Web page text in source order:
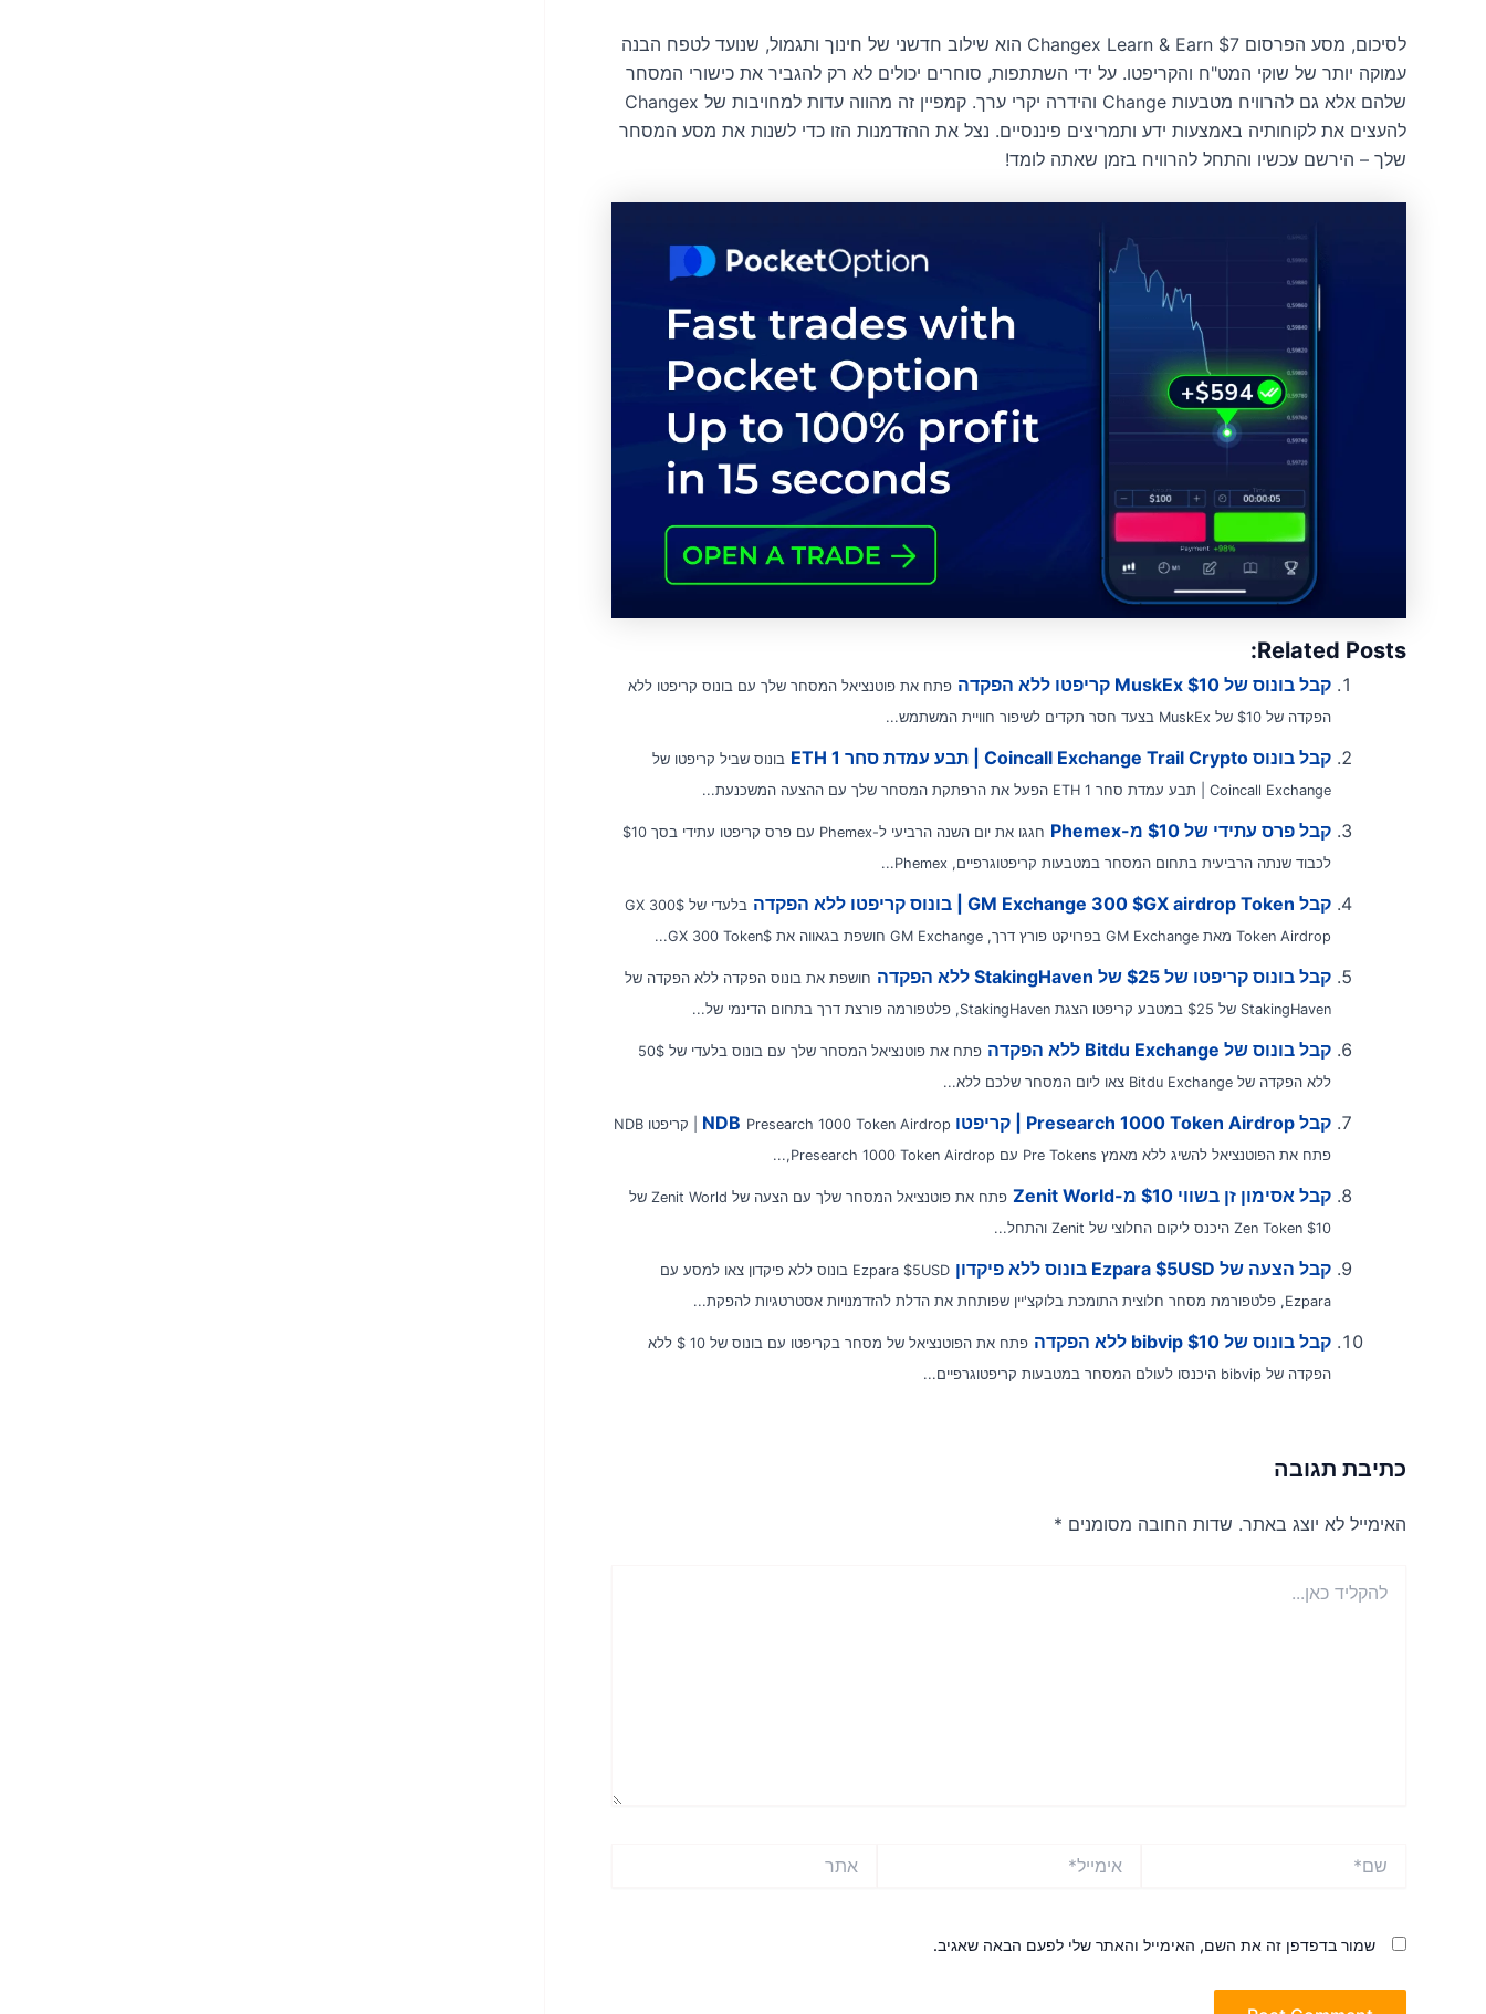
לסיכום, מסע הפרסום Changex Learn & Earn $7 הוא שילוב חדשני של חינוך ותגמול, שנועד לטפח הבנה
עמוקה יותר של שוקי המט"ח והקריפטו. על ידי השתתפות, סוחרים יכולים לא רק להגביר את כישורי המסחר
שלהם אלא גם להרוויח מטבעות Change והידרה יקרי ערך. קמפיין זה מהווה עדות למחויבות של Changex
להעצים את לקוחותיה באמצעות ידע ותמריצים פיננסיים. נצל את ההזדמנות הזו כדי לשנות את מסע המסחר
שלך – הירשם עכשיו והתחל להרוויח בזמן שאתה לומד!
Related Posts:
קבל בונוס של MuskEx $10 קריפטו ללא הפקדה
פתח את פוטנציאל המסחר שלך עם בונוס קריפטו ללא
הפקדה של $10 של MuskEx בצעד חסר תקדים לשיפור חוויית המשתמש...
קבל בונוס Coincall Exchange Trail Crypto | תבע עמדת סחר ETH 1
בונוס שביל קריפטו של
Coincall Exchange | תבע עמדת סחר ETH 1 הפעל את הרפתקת המסחר שלך עם ההצעה המשכנעת...
קבל פרס עתידי של $10 מ-Phemex
חגגו את יום השנה הרביעי ל-Phemex עם פרס קריפטו עתידי בסך $10
לכבוד שנתה הרביעית בתחום המסחר במטבעות קריפטוגרפיים, Phemex...
קבל GM Exchange 300 $GX airdrop Token | בונוס קריפטו ללא הפקדה
בלעדי של $GX 300
Token Airdrop מאת GM Exchange בפרויקט פורץ דרך, GM Exchange חושפת בגאווה את $GX 300 Token...
קבל בונוס קריפטו של $25 של StakingHaven ללא הפקדה
חושפת את בונוס הפקדה ללא הפקדה של
StakingHaven של $25 במטבע קריפטו הצגת StakingHaven, פלטפורמה פורצת דרך בתחום הדינמי של...
קבל בונוס של Bitdu Exchange ללא הפקדה
פתח את פוטנציאל המסחר שלך עם בונוס בלעדי של 50$
ללא הפקדה של Bitdu Exchange צאו ליום המסחר שלכם ללא...
קבל Presearch 1000 Token Airdrop | קריפטו NDB
Presearch 1000 Token Airdrop | קריפטו NDB
פתח את הפוטנציאל להשיג ללא מאמץ Pre Tokens עם Presearch 1000 Token Airdrop,...
קבל אסימון זן בשווי $10 מ-Zenit World
פתח את פוטנציאל המסחר שלך עם הצעה של Zenit World של
$10 Zen Token היכנס ליקום החלוצי של Zenit והתחל...
קבל הצעה של Ezpara $5USD בונוס ללא פיקדון
Ezpara $5USD בונוס ללא פיקדון צאו למסע עם
Ezpara, פלטפורמת מסחר חלוצית התומכת בלוקצ'יין שפותחת את הדלת להזדמנויות אסטרטגיות להפקת...
קבל בונוס של bibvip $10 ללא הפקדה
פתח את הפוטנציאל של מסחר בקריפטו עם בונוס של 10 $ ללא
הפקדה של bibvip היכנסו לעולם המסחר במטבעות קריפטוגרפיים...
כתיבת תגובה
האימייל לא יוצג באתר. שדות החובה מסומנים *
כאן...
שמור בדפדפן זה את השם, האימייל והאתר שלי לפעם הבאה שאגיב.